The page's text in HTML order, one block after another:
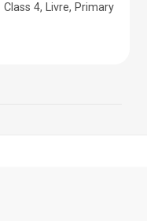
Class 4, Livre, Primary